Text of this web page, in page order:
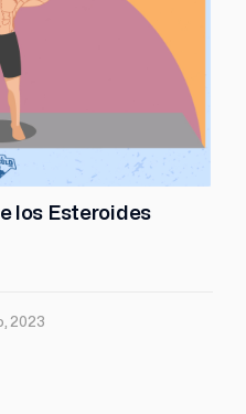
los Esteroides
2023